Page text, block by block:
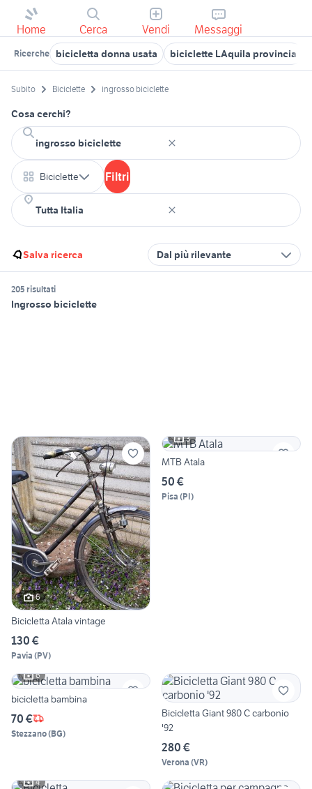
Home Cerca Vendi Messaggi
Ricerche bicicletta donna usata biciclette LAquila provincia
Subito Biciclette ingrosso biciclette
Cosa cerchi?
Biciclette Filtri
Salva ricerca Dal più rilevante
205 risultati
Ingrosso biciclette
6
Bicicletta Atala vintage
130 €
Pavia (PV)
3
MTB Atala
50 €
Pisa (PI)
6
bicicletta bambina
70 €
Stezzano(BG)
Bicicletta Giant 980 C carbonio
'92
280 €
Verona (VR)
4